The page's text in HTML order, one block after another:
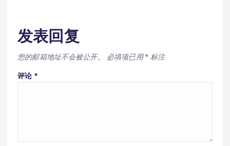
发表回复
您的邮箱地址不会被公开。 必填项已用* 标注
评论 *